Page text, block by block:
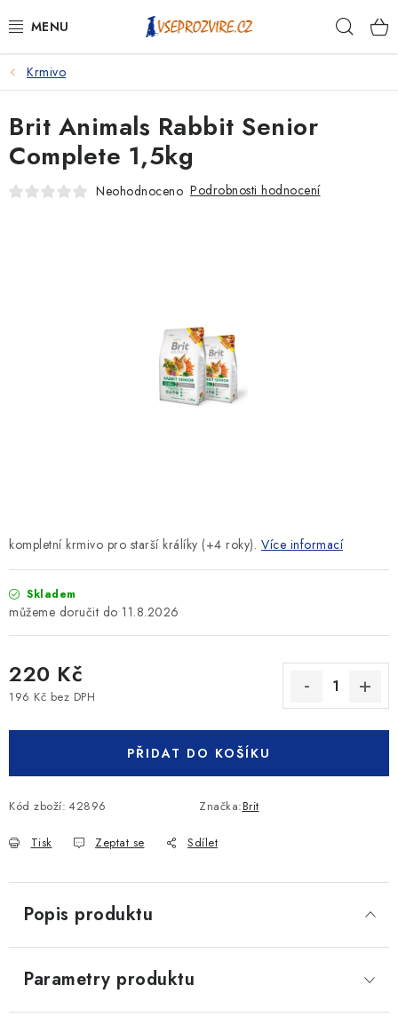
na
PSI
KOČKY
KONĚ
KRÁLÍCI/HLODAVCI/PTÁCI
Krmivo
kompletní krmivo pro starší králíky (+4 roky). Více informací
Skladem
11.8.2026
220 Kč
196 Kč bez DPH
PŘIDAT DO KOŠÍKU
Kód zboží: 42896 Značka:Brit
Tisk Zeptat se Sdílet
Brit Animals Rabbit Senior
Complete 1,5kg
Neohodnoceno Podrobnosti hodnocení
Popis produktu
Parametry produktu